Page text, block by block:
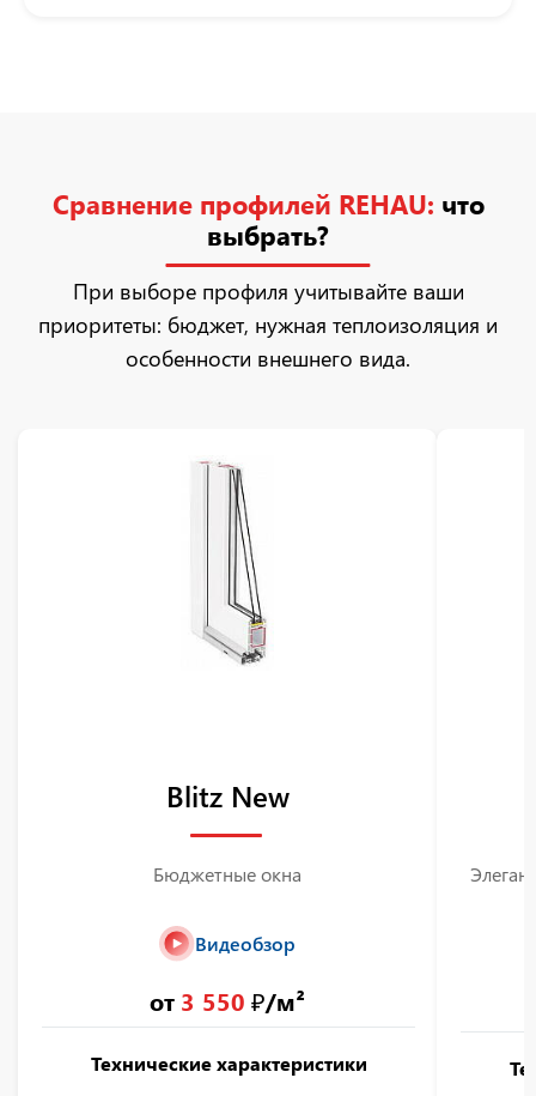
Сравнение профилей REHAU: что
выбрать?
При выборе профиля учитывайте ваши
приоритеты: бюджет, нужная теплоизоляция и
особенности внешнего вида.
Blitz New
Бюджетные окна
Видеобзор
от 3 550 ₽/м²
Технические характеристики